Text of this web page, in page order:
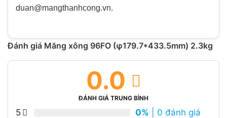
duan@mangthanhcong.vn.
Đánh giá Măng xông 96FO (φ179.7*433.5mm) 2.3kg
0.0
ĐÁNH GIÁ TRUNG BÌNH
5 0% | 0 đánh giá